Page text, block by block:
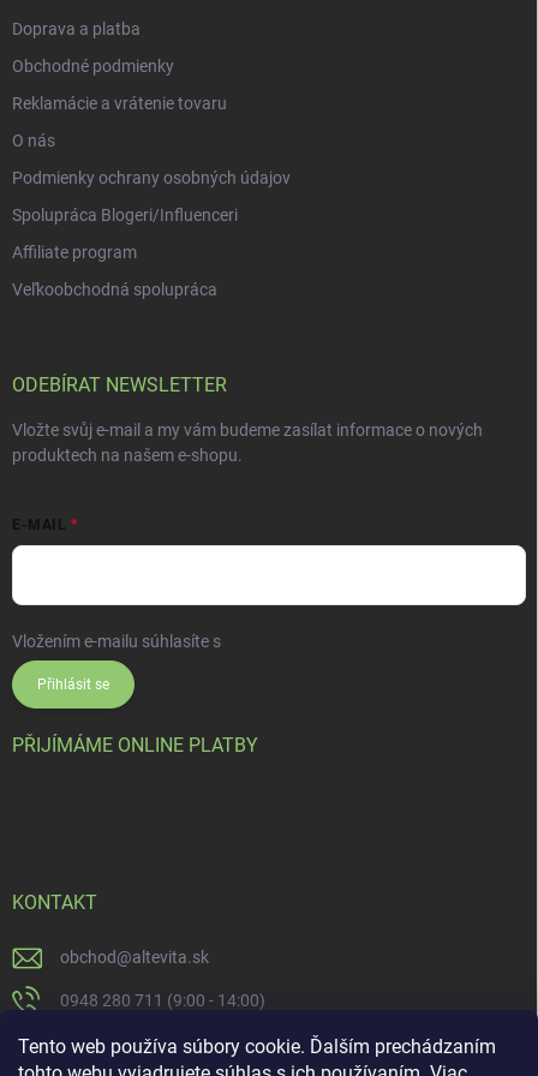
Tento web používa súbory cookie. Ďalším prechádzaním
Doprava a platba
Obchodné podmienky
Reklamácie a vrátenie tovaru
O nás
Podmienky ochrany osobných údajov
Spolupráca Blogeri/Influenceri
Affiliate program
Veľkoobchodná spolupráca
ODEBÍRAT NEWSLETTER
Vložte svůj e-mail a my vám budeme zasílat informace o nových
produktech na našem e-shopu.
E-MAIL
Vložením e-mailu súhlasíte s
Přihlásit se
PŘIJÍMÁME ONLINE PLATBY
KONTAKT
obchod@altevita.sk
0948 280 711 (9:00 - 14:00)
Altevita.sk